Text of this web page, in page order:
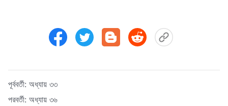
পূর্ববর্তী: অধ্যায় ৩৩
পরবর্তী: অধ্যায় ৩৬